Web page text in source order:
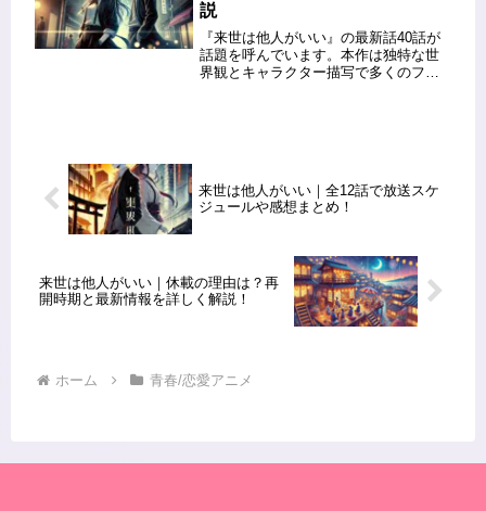
説
『来世は他人がいい』の最新話40話が
話題を呼んでいます。本作は独特な世
界観とキャラクター描写で多くのファ
来世は他人がいい｜全12話で放送スケ
ジュールや感想まとめ！
来世は他人がいい｜休載の理由は？再
開時期と最新情報を詳しく解説！
ホーム 青春/恋愛アニメ